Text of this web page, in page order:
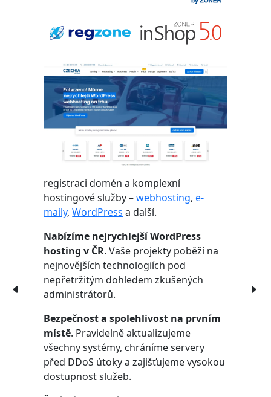
registraci domén a komplexní
hostingové služby –webhosting,e-
maily,WordPress a další.
Nabízíme nejrychlejší WordPress
hosting v ČR. Vaše projekty poběží na
nejnovějších technologiích pod
nepřetržitým dohledem zkušených
administrátorů.
Bezpečnost a spolehlivost na prvním
místě. Pravidelně aktualizujeme
všechny systémy, chráníme servery
před DDoS útoky a zajišťujeme vysokou
dostupnost služeb.